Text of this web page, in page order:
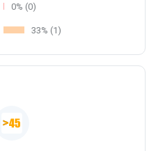
0% (0)
33% (1)